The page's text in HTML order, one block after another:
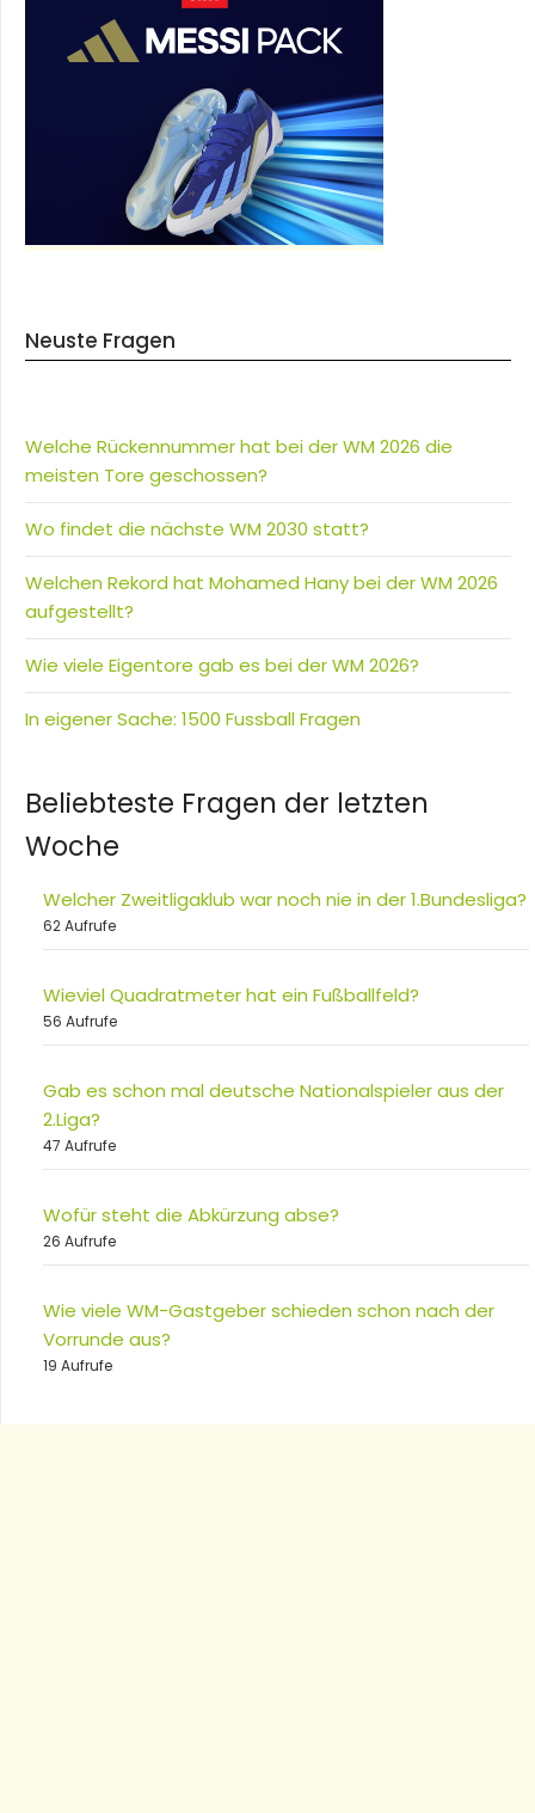
Neuste Fragen
Welche Rückennummer hat bei der WM 2026 die
meisten Tore geschossen?
Wo findet die nächste WM 2030 statt?
Welchen Rekord hat Mohamed Hany bei der WM 2026
aufgestellt?
Wie viele Eigentore gab es bei der WM 2026?
In eigener Sache: 1500 Fussball Fragen
Beliebteste Fragen der letzten
Woche
Welcher Zweitligaklub war noch nie in der 1.Bundesliga?
62 Aufrufe
Wieviel Quadratmeter hat ein Fußballfeld?
56 Aufrufe
Gab es schon mal deutsche Nationalspieler aus der
2.Liga?
47 Aufrufe
Wofür steht die Abkürzung abse?
26 Aufrufe
Wie viele WM-Gastgeber schieden schon nach der
Vorrunde aus?
19 Aufrufe